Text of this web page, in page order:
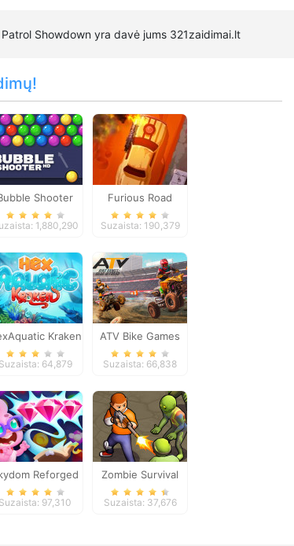
Showdown yra davė jums 321zaidimai.lt
Shooter
1,880,290
Furious Road
Suzaista: 190,379
Kraken
Suzaista: 64,879
ATV Bike Games
Quad Offroad
Suzaista: 66,838
Reforged
Suzaista: 97,310
Zombie Survival
Suzaista: 37,676